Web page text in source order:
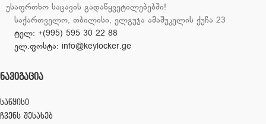
უსაფრთხო საცავის გადაწყვეტილებებში!
საქართველო, თბილისი, ელგუჯა ამაშუკელის ქუჩა 23
ტელ: +(995) 595 30 22 88
ელ.ფოსტა: info@keylocker.ge
ᲜᲐᲕᲘᲒᲐᲪᲘᲐ
საწყისი
ჩვენს შესახებ